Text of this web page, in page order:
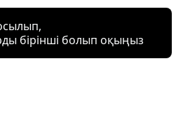
бірінші болып оқыңыз